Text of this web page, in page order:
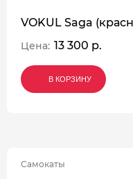
VOKUL Saga
Цена: 13 300 р.
В КОРЗИНУ
В КОРЗИНУ
В КОРЗИНУ
Самокаты